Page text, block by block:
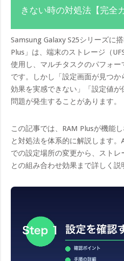
きない時の対処法【完全
Samsung Galaxy S25シリーズに
Plus」は、端末のストレージ（
使用し、マルチタスクのパフォ
です。しかし「設定画面が見つか
効果を実感できない」「設定値が
問題が発生することがあります。
この記事では、RAM Plusが機能
と対処法を体系的に解説します
での設定場所の変更から、スト
との組み合わせ効果まで詳しく説